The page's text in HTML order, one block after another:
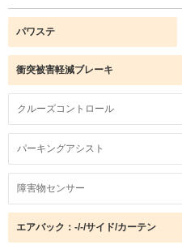
パワステ
衝突被害軽減ブレーキ
クルーズコントロール
パーキングアシスト
障害物センサー
エアバック：-/-/サイド/カーテン